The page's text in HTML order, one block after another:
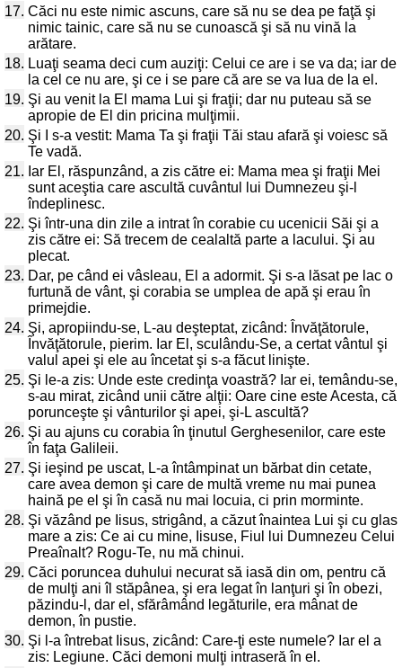
17. Căci nu este nimic ascuns, care să nu se dea pe faţă şi
nimic tainic, care să nu se cunoască şi să nu vină la
arătare.
18. Luaţi seama deci cum auziţi: Celui ce are i se va da; iar de
la cel ce nu are, şi ce i se pare că are se va lua de la el.
19. Şi au venit la El mama Lui şi fraţii; dar nu puteau să se
apropie de El din pricina mulţimii.
20. Şi I s-a vestit: Mama Ta şi fraţii Tăi stau afară şi voiesc să
Te vadă.
21. Iar El, răspunzând, a zis către ei: Mama mea şi fraţii Mei
sunt aceştia care ascultă cuvântul lui Dumnezeu şi-l
îndeplinesc.
22. Şi într-una din zile a intrat în corabie cu ucenicii Săi şi a
zis către ei: Să trecem de cealaltă parte a lacului. Şi au
plecat.
23. Dar, pe când ei vâsleau, El a adormit. Şi s-a lăsat pe lac o
furtună de vânt, şi corabia se umplea de apă şi erau în
primejdie.
24. Şi, apropiindu-se, L-au deşteptat, zicând: Învăţătorule,
Învăţătorule, pierim. Iar El, sculându-Se, a certat vântul şi
valul apei şi ele au încetat şi s-a făcut linişte.
25. Şi le-a zis: Unde este credinţa voastră? Iar ei, temându-se,
s-au mirat, zicând unii către alţii: Oare cine este Acesta, că
porunceşte şi vânturilor şi apei, şi-L ascultă?
26. Şi au ajuns cu corabia în ţinutul Gerghesenilor, care este
în faţa Galileii.
27. Şi ieşind pe uscat, L-a întâmpinat un bărbat din cetate,
care avea demon şi care de multă vreme nu mai punea
haină pe el şi în casă nu mai locuia, ci prin morminte.
28. Şi văzând pe Iisus, strigând, a căzut înaintea Lui şi cu glas
mare a zis: Ce ai cu mine, Iisuse, Fiul lui Dumnezeu Celui
Preaînalt? Rogu-Te, nu mă chinui.
29. Căci poruncea duhului necurat să iasă din om, pentru că
de mulţi ani îl stăpânea, şi era legat în lanţuri şi în obezi,
păzindu-l, dar el, sfărâmând legăturile, era mânat de
demon, în pustie.
30. Şi l-a întrebat Iisus, zicând: Care-ţi este numele? Iar el a
zis: Legiune. Căci demoni mulţi intraseră în el.